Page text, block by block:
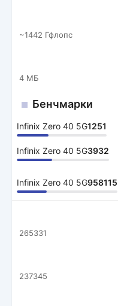
~1442 Гфлопс
4 МБ
Бенчмарки
Infinix Zero 40 5G1251
Infinix Zero 40 5G3932
Infinix Zero 40 5G958115
265331
237345